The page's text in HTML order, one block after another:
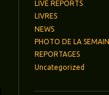
LIVE REPORTS
LIVRES
NEWS
PHOTO DE LA
REPORTAGES
Uncategorized